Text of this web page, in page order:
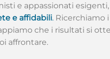
e appassionati esigenti,
e affidabili. Ricerchiamo
che i risultati si
affrontare.